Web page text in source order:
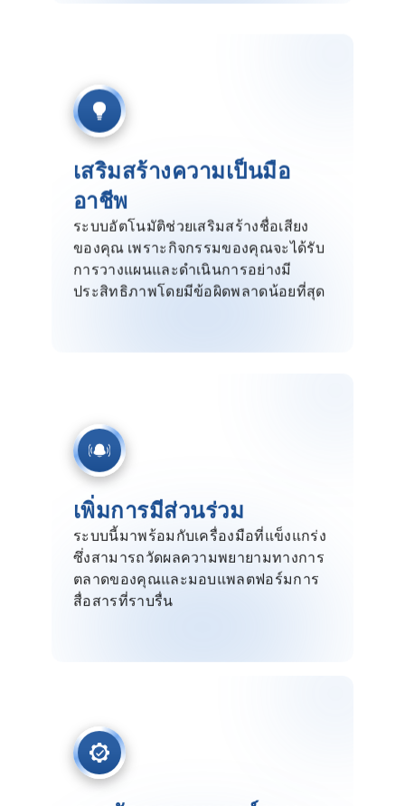
เสริมสร้างความเป็นมือ
อาชีพ
ระบบอัตโนมัติช่วยเสริมสร้างชื่อเสียง
ของคุณ เพราะกิจกรรมของคุณจะได้รับ
การวางแผนและดำเนินการอย่างมี
ประสิทธิภาพโดยมีข้อผิดพลาดน้อยที่สุด
เพิ่มการมีส่วนร่วม
ระบบนี้มาพร้อมกับเครื่องมือที่แข็งแกร่ง
ซึ่งสามารถวัดผลความพยายามทางการ
ตลาดของคุณและมอบแพลตฟอร์มการ
สื่อสารที่ราบรื่น